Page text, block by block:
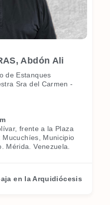
Abdón Ali
de Estanques
Sra del Carmen -
frente a la Plaza
Mucuchíes, Municipio
Mérida. Venezuela.
en la Arquidiócesis